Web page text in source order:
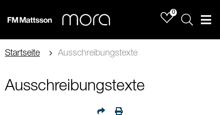
0
Sök
Startseite Ausschreibungstexte
Ausschreibungstexte